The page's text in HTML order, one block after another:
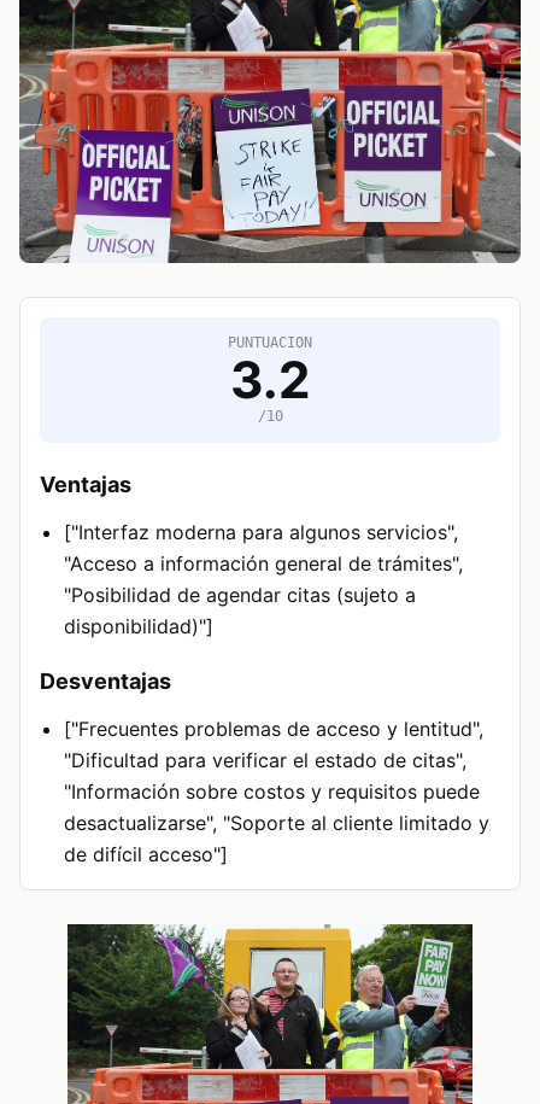
PUNTUACION
3.2
/10
Ventajas
["Interfaz moderna para algunos servicios",
"Acceso a información general de trámites",
"Posibilidad de agendar citas (sujeto a
disponibilidad)"]
Desventajas
["Frecuentes problemas de acceso y lentitud",
"Dificultad para verificar el estado de citas",
"Información sobre costos y requisitos puede
desactualizarse", "Soporte al cliente limitado y
de difícil acceso"]